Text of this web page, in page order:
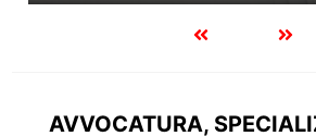
AVVOCATURA,